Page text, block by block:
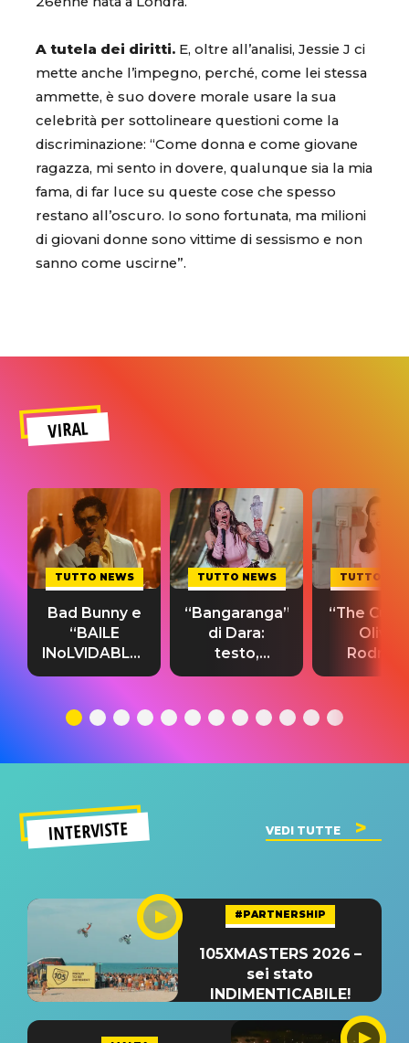
A tutela dei diritti. E, oltre all’analisi, Jessie J ci
mette anche l’impegno, perché, come lei stessa
ammette, è suo dovere morale usare la sua
celebrità per sottolineare questioni come la
discriminazione: “Come donna e come giovane
ragazza, mi sento in dovere, qualunque sia la mia
fama, di far luce su queste cose che spesso
restano all’oscuro. Io sono fortunata, ma milioni
di giovani donne sono vittime di sessismo e non
sanno come uscirne”.
VIRAL
TUTTO NEWS
Bad Bunny e
“BAILE
INoLVIDABLE”:
testo,
significato
TUTTO NEWS
“Bangaranga”
di Dara:
testo,
traduzione e
del singolo
TUTTO
“The
Olivia
testo,
INTERVISTE VEDI TUTTE
#PARTNERSHIP
105XMASTERS 2026 –
sei stato
INDIMENTICABILE!